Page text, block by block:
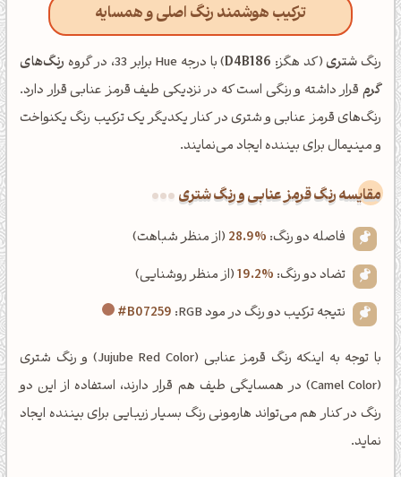
ترکیب هوشمند رنگ اصلی و همسایه
رنگشتری(کد هگز: D4B186) با درجه Hue برابر 33، در گروه
رنگ‌های
گرم قرار داشته و رنگی است که در نزدیکی طیف قرمز عنابی قرار دارد.
رنگ‌های قرمز عنابی و شتری در کنار یکدیگر یک ترکیب رنگ یکنواخت
و مینیمال برای بیننده ایجاد می‌نمایند.
‌مقایسه رنگ قرمز عنابی و رنگ شتری
فاصله دو رنگ: 28.9% (از منظر شباهت)
تضاد دو رنگ: 19.2%(از منظر روشنایی)
نتیجه ترکیب دو رنگ در مود RGB:
#B07259
با توجه به اینکه رنگ قرمز عنابی (Jujube Red Color) و رنگ شتری
(Camel Color) در همسایگی طیف هم قرار دارند، استفاده از این دو
رنگ در کنار هم می‌تواند هارمونی رنگ بسیار زیبایی برای بیننده ایجاد
نماید.